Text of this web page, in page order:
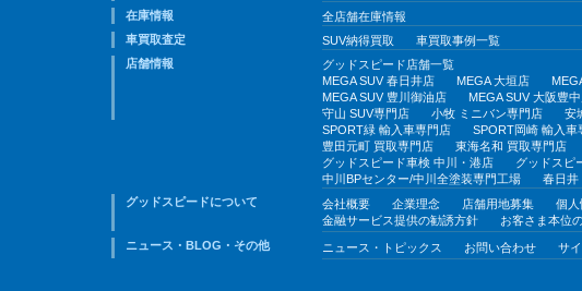
在庫情報
全店舗在庫情報
車買取査定
SUV納得買取
車買取事例一覧
店舗情報
グッドスピード店舗一覧
MEGA SUV 春日井店
MEGA 大垣店
MEGA SUV 豊川御油店
MEGA SUV 大阪豊
守山 SUV専門店
小牧 ミニバン専門店 安
SPORT緑 輸入車専門店
SPORT岡崎 輸入車
豊田元町 買取専門店
東海名和 買取専門店
グッドスピード車検 中川・港店
グッドスピ
中川BPセンター/中川全塗装専門工場
春日井
グッドスピードについて
会社概要 企業理念 店舗用地募集 個人
金融サービス提供の勧誘方針
お客さま本位
ニュース・BLOG・その他
ニュース・トピックス お問い合わせ サ